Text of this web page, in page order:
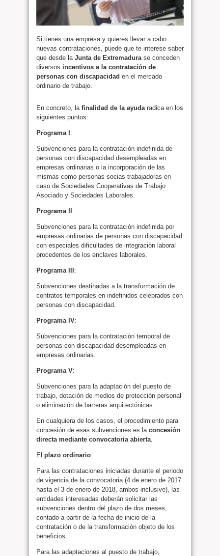
Si tienes una empresa y quieres llevar a cabo
nuevas contrataciones, puede que te interese saber
que desde la Junta de Extremadurase conceden
diversos incentivos a la contratación de
personas con discapacidad en el mercado
ordinario de trabajo.
En concreto, la finalidad de la ayudaradica en los
siguientes puntos:
Programa I :
Subvenciones para la contratación indefinida de
personas con discapacidad desempleadas en
empresas ordinarias o la incorporación de las
mismas como personas socias trabajadoras en
caso de Sociedades Cooperativas de Trabajo
Asociado y Sociedades Laborales.
Programa II :
Subvenciones para la contratación indefinida por
empresas ordinarias de personas con discapacidad
con especiales dificultades de integración laboral
procedentes de los enclaves laborales.
Programa III :
Subvenciones destinadas a la transformación de
contratos temporales en indefinidos celebrados con
personas con discapacidad.
Programa IV:
Subvenciones para la contratación temporal de
personas con discapacidad desempleadas en
empresas ordinarias.
Programa V:
Subvenciones para la adaptación del puesto de
trabajo, dotación de medios de protección personal
o eliminación de barreras arquitectónicas
En cualquiera de los casos, el procedimiento para
concesión de esas subvenciones es laconcesión
directa mediante convocatoria abierta.
El plazo ordinario:
Para las contrataciones iniciadas durante el periodo
de vigencia de la convocatoria (4 de enero de 2017
hasta el 3 de enero de 2018, ambos inclusive), las
entidades interesadas deberán solicitar las
subvenciones dentro del plazo de dos meses,
contado a partir de la fecha de inicio de la
contratación o de la transformación objeto de los
beneficios.
Para las adaptaciones al puesto de trabajo,